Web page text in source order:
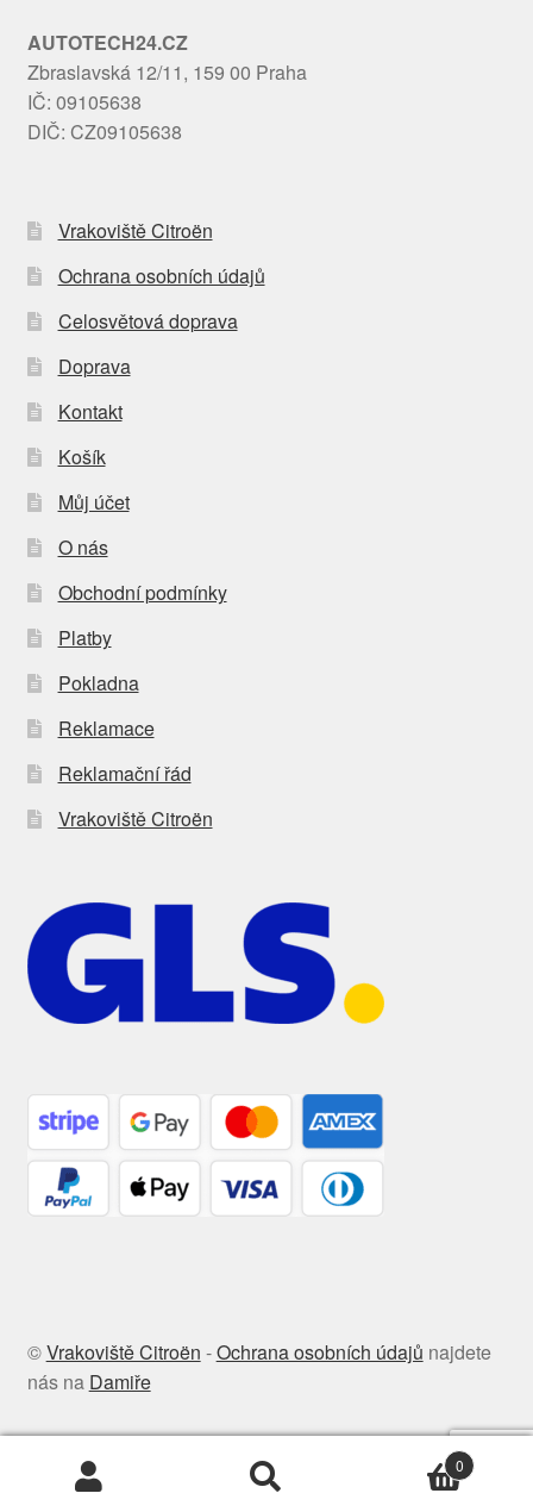
AUTOTECH24.CZ
Zbraslavská 12/11, 159 00 Praha
IČ: 09105638
DIČ: CZ09105638
Vrakoviště Citroën
Ochrana osobních údajů
Celosvětová doprava
Doprava
Kontakt
Košík
Můj účet
O nás
Obchodní podmínky
Platby
Pokladna
Reklamace
Reklamační řád
Vrakoviště Citroën
©Vrakoviště Citroën -Ochrana osobních údajů najdete
nás na Damiře
0